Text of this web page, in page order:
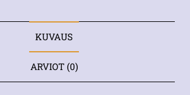
KUVAUS
ARVIOT (0)